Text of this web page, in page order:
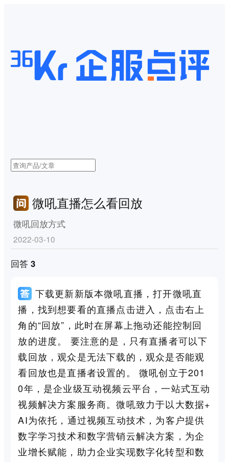
微吼直播怎么看回放
微吼回放方式
2022-03-10
回答 3
下载更新新版本微吼直播，打开微吼直
播，找到想要看的直播点击进入，点击右上
角的“回放”，此时在屏幕上拖动还能控制回
放的进度。 要注意的是，只有直播者可以下
载回放，观众是无法下载的，观众是否能观
看回放也是直播者设置的。 微吼创立于201
0年，是企业级互动视频云平台，一站式互动
视频解决方案服务商。微吼致力于以大数据+
AI为依托，通过视频互动技术，为客户提供
数字学习技术和数字营销云解决方案，为企
业增长赋能，助力企业实现数字化转型和数